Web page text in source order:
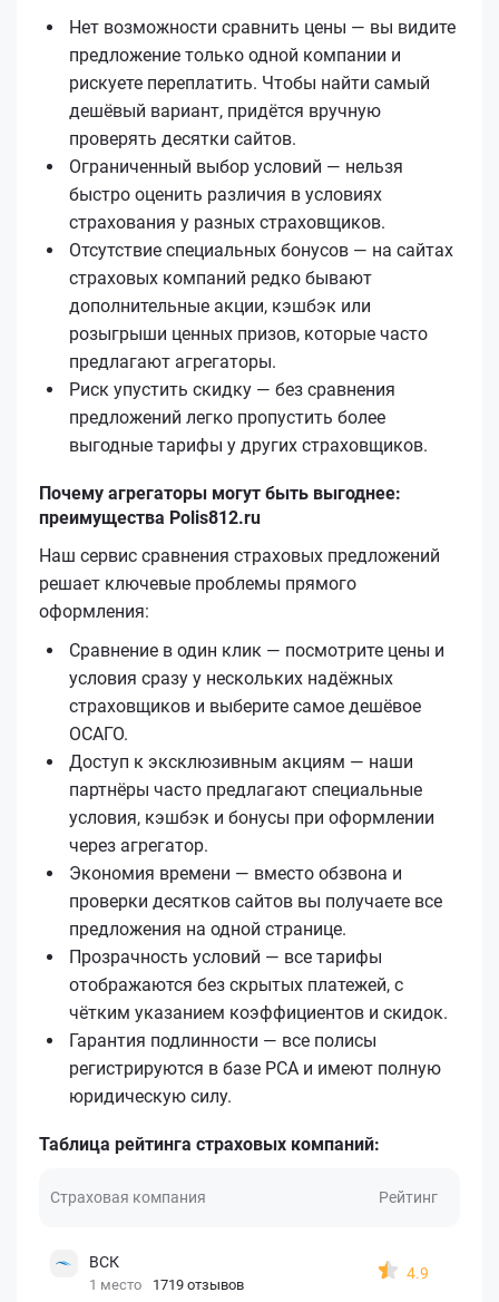
Нет возможности сравнить цены — вы видите
предложение только одной компании и
рискуете переплатить. Чтобы найти самый
дешёвый вариант, придётся вручную
проверять десятки сайтов.
Ограниченный выбор условий — нельзя
быстро оценить различия в условиях
страхования у разных страховщиков.
Отсутствие специальных бонусов — на сайтах
страховых компаний редко бывают
дополнительные акции, кэшбэк или
розыгрыши ценных призов, которые часто
предлагают агрегаторы.
Риск упустить скидку — без сравнения
предложений легко пропустить более
выгодные тарифы у других страховщиков.
Почему агрегаторы могут быть выгоднее:
преимущества Polis812.ru
Наш сервис сравнения страховых предложений
решает ключевые проблемы прямого
оформления:
Сравнение в один клик — посмотрите цены и
условия сразу у нескольких надёжных
страховщиков и выберите самое дешёвое
ОСАГО.
Доступ к эксклюзивным акциям — наши
партнёры часто предлагают специальные
условия, кэшбэк и бонусы при оформлении
через агрегатор.
Экономия времени — вместо обзвона и
проверки десятков сайтов вы получаете все
предложения на одной странице.
Прозрачность условий — все тарифы
отображаются без скрытых платежей, с
чётким указанием коэффициентов и скидок.
Гарантия подлинности — все полисы
регистрируются в базе РСА и имеют полную
юридическую силу.
Таблица рейтинга страховых компаний:
Страховая компания Рейтинг
ВСК
1 место 1719 отзывов
4.9